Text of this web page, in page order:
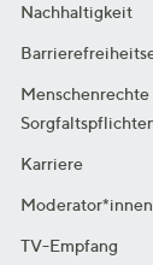
Nachhaltigkeit
Menschenrechte
Karriere
Moderator*innen
TV-Empfang